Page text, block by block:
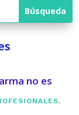
no es
,